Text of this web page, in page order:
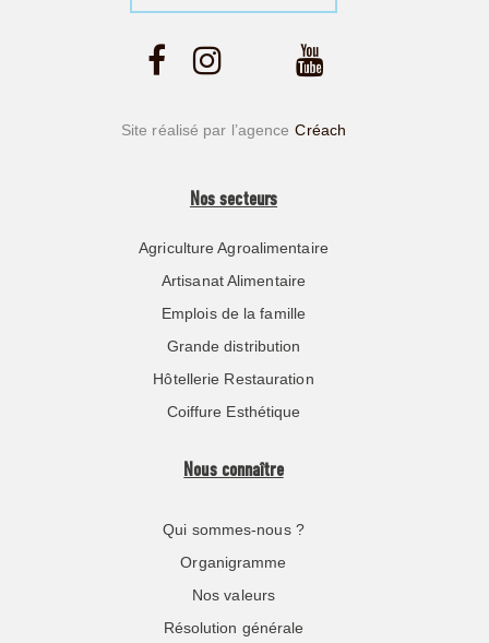
Site réalisé par l’agence Créach
Nos secteurs
Agriculture Agroalimentaire
Artisanat Alimentaire
Emplois de la famille
Grande distribution
Hôtellerie Restauration
Coiffure Esthétique
Nous connaître
Qui sommes-nous ?
Organigramme
Nos valeurs
Résolution générale